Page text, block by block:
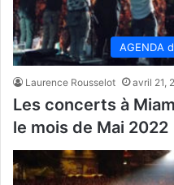
AGENDA
Laurence Rousselot avril 21,
Les concerts à
le mois de Mai 2022